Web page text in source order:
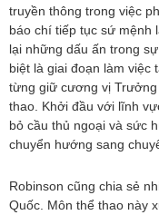
truyền thông trong việc
báo chí tiếp tục sứ mệnh
lại những dấu ấn trong
biệt là giai đoạn làm việc
từng giữ cương vị
thao. Khởi đầu với lĩnh
bỏ cầu thủ ngoại và sức
chuyển hướng sang
Robinson cũng chia sẻ
Quốc. Môn thể thao này